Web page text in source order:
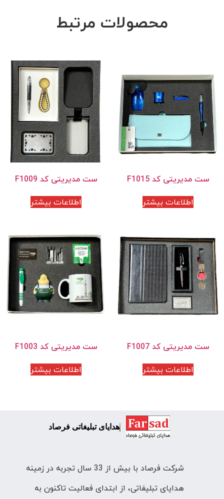
محصولات مرتبط
ست مدیریتی کد F1015
اطلاعات بیشتر
ست مدیریتی کد F1009
اطلاعات بیشتر
ست مدیریتی کد F1007
اطلاعات بیشتر
ست مدیریتی کد F1003
اطلاعات بیشتر
هدایای تبلیغاتی فرصاد
شرکت فرصاد با بیش از 33 سال تجربه در زمینه
هدایای تبلیغاتی، از ابتدای فعالیت تاکنون به